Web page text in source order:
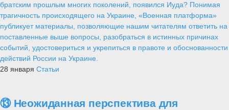
братским прошлым многих поколений, появился Иуда? Понимая
трагичность происходящего на Украине, «Военная платформа»
публикует материалы, позволяющие нашим читателям ответить на
поставленные выше вопросы, разобраться в истинных причинах
событий, удостовериться и укрепиться в правоте и обоснованности
действий России на Украине.
28 января Статьи
⑬ Неожиданная перспектива для